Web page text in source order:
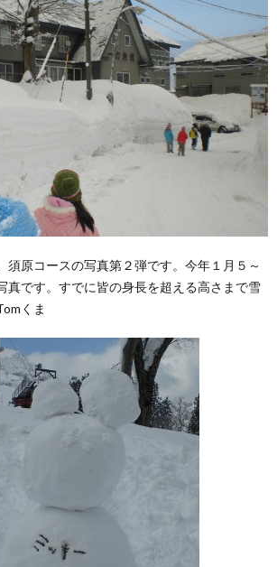
須原コースの写真第２弾です。今年１月５～
真です。すでに皆の身長を超える高さまで雪
くま